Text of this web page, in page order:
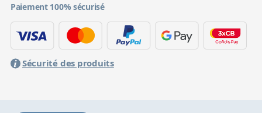
Paiement 100% sécurisé
Sécurité des produits